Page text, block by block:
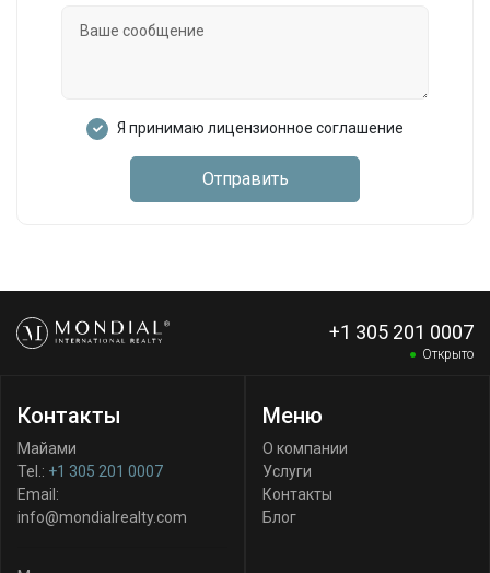
Я принимаю лицензионное соглашение
Отправить
+1 305 201 0007
Открыто
Контакты
Майами
Tel.: +1 305 201 0007
Email:
info@mondialrealty.com
Меню
О компании
Услуги
Контакты
Блог